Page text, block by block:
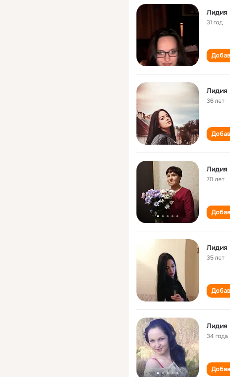
Лидия
31 год
Лидия
36 лет
70 лет
Лидия
35 лет
Лидия
34 года